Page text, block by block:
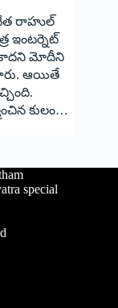
రాహుల్‌
ఇంటర్నెట్‌
కాదని మోదీని
ఆయితే
కులం…
special